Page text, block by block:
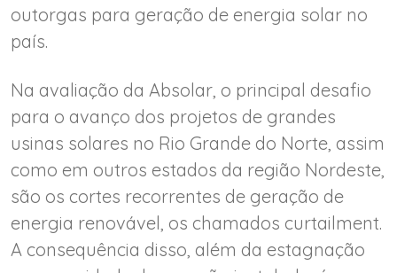
outorgas para geração de energia solar no
país.
Na avaliação da Absolar, o principal desafio
para o avanço dos projetos de grandes
usinas solares no Rio Grande do Norte, assim
como em outros estados da região Nordeste,
são os cortes recorrentes de geração de
energia renovável, os chamados curtailment.
A consequência disso, além da estagnação